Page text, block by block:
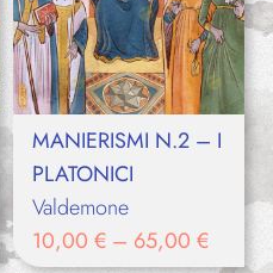
MANIERISMI N.2 – I
PLATONICI
Valdemone
10,00 € – 65,00 €